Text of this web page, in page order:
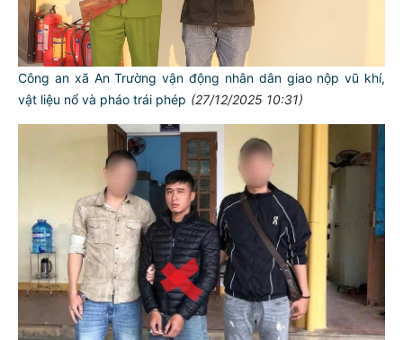
Công an xã An Trường vận động nhân dân giao nộp vũ khí,
vật liệu nổ và pháo trái phép (27/12/2025 10:31)